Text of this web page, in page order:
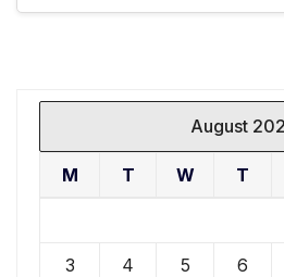
August
M T W T
3 4 5 6